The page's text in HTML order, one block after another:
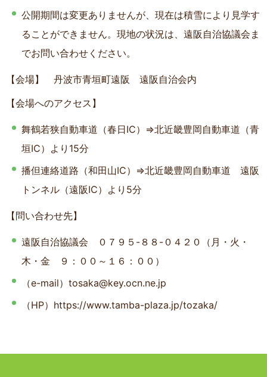
公開期間は変更ありませんが、現在は積雪により見学す
ることができません。現地の状況は、遠阪自治協議会ま
でお問い合わせください。
【会場】 丹波市青垣町遠阪 遠阪自治会内
【会場へのアクセス】
舞鶴若狭自動車道（春日IC）⇒北近畿豊岡自動車道（青
垣IC）より15分
播但連絡道路（和田山IC）⇒北近畿豊岡自動車道 遠阪
トンネル（遠阪IC）より5分
【問い合わせ先】
遠阪自治協議会 ０７９５-８８-０４２０（月・火・
木・金 ９：００～１６：００）
（e-mail）tosaka@key.ocn.ne.jp
（HP）https://www.tamba-plaza.jp/tozaka/